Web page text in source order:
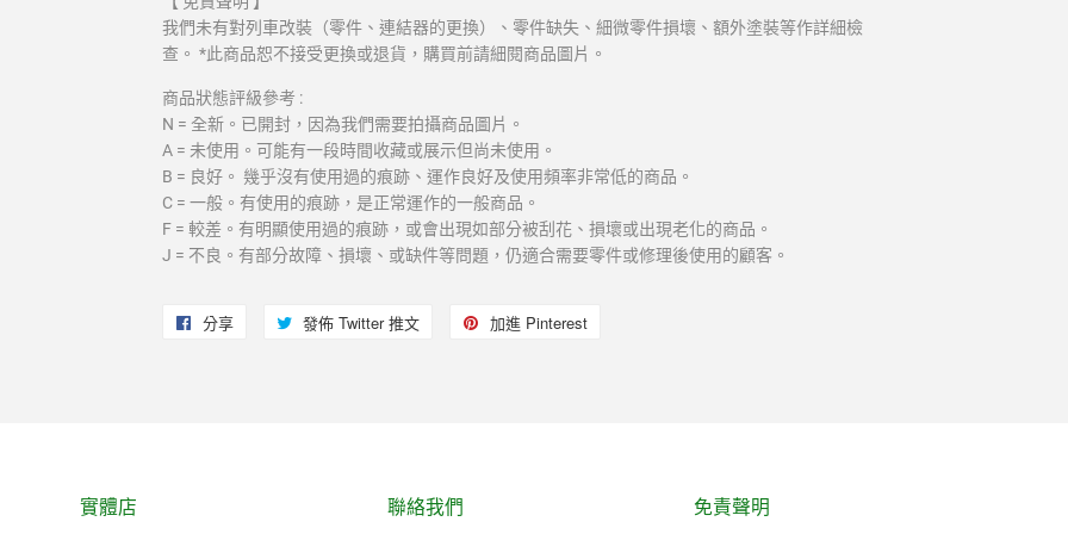
我們未有對列車改裝（零件、連結器的更換）、零件缺失、細微零件損壞、額外塗裝等作詳細檢
查。 *此商品恕不接受更換或退貨，購買前請細閱商品圖片。
商品狀態評級參考 :
N = 全新。已開封，因為我們需要拍攝商品圖片。
A = 未使用。可能有一段時間收藏或展示但尚未使用。
B = 良好。 幾乎沒有使用過的痕跡、運作良好及使用頻率非常低的商品。
C = 一般。有使用的痕跡，是正常運作的一般商品。
F = 較差。有明顯使用過的痕跡，或會出現如部分被刮花、損壞或出現老化的商品。
J = 不良。有部分故障、損壞、或缺件等問題，仍適合需要零件或修理後使用的顧客。
分享 發佈 Twitter 推文
推
加進 Pinterest
實體店 聯絡我們 免責聲明